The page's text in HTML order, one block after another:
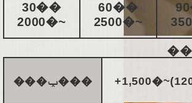
30��
2000�~
60��
2500�~
���ݕ���